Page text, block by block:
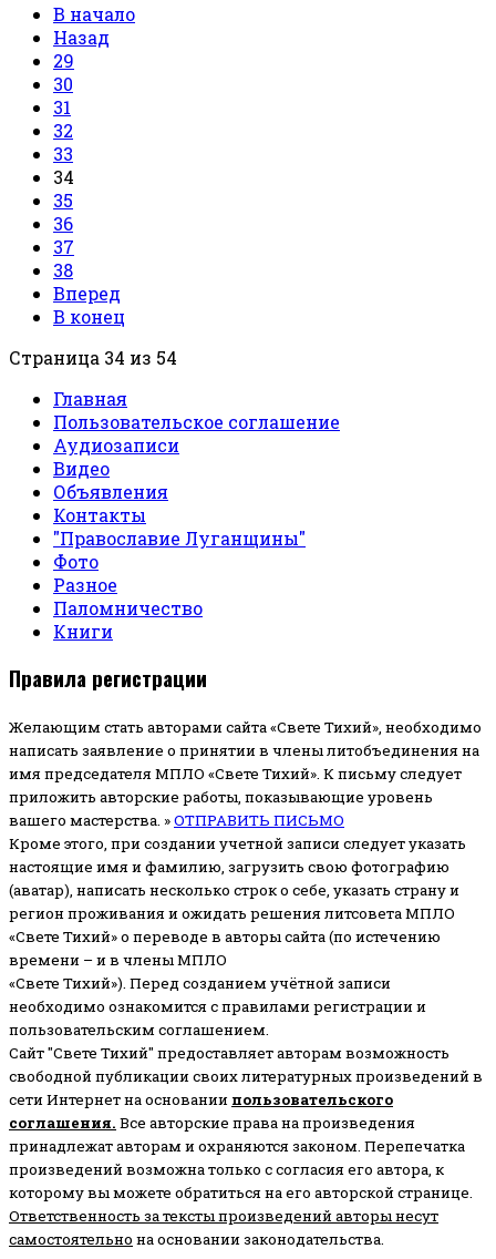
В начало
Назад
29
30
31
32
33
34
35
36
37
38
Вперед
В конец
Страница 34 из 54
Главная
Пользовательское соглашение
Аудиозаписи
Видео
Объявления
Контакты
"Православие Луганщины"
Фото
Разное
Паломничество
Книги
Правила регистрации
Желающим стать авторами сайта «Свете Тихий», необходимо
написать заявление о принятии в члены литобъединения на
имя председателя МПЛО «Свете Тихий». К письму следует
приложить авторские работы, показывающие уровень
вашего мастерства. »ОТПРАВИТЬ ПИСЬМО
Кроме этого, при создании учетной записи следует указать
настоящие имя и фамилию, загрузить свою фотографию
(аватар), написать несколько строк о себе, указать страну и
регион проживания и ожидать решения литсовета МПЛО
«Свете Тихий» о переводе в авторы сайта (по истечению
времени – и в члены МПЛО
«Свете Тихий»). Перед созданием учётной записи
необходимо ознакомится с правилами регистрации и
пользовательским соглашением.
Сайт "Свете Тихий" предоставляет авторам возможность
свободной публикации своих литературных произведений в
сети Интернет на основании пользовательского
соглашения. Все авторские права на произведения
принадлежат авторам и охраняются законом. Перепечатка
произведений возможна только с согласия его автора, к
которому вы можете обратиться на его авторской странице.
Ответственность за тексты произведений авторы несут
самостоятельно на основании законодательства.